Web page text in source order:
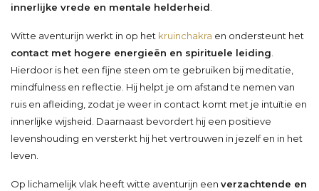
innerlijke vrede en mentale helderheid
Witte aventurijn werkt in op het kruinchakra en ondersteunt het
contact met hogere energieën en spirituele leiding
Hierdoor is het een fijne steen om te gebruiken bij meditatie,
mindfulness en reflectie. Hij helpt je om afstand te nemen van
ruis en afleiding, zodat je weer in contact komt met je intuïtie en
innerlijke wijsheid. Daarnaast bevordert hij een positieve
levenshouding en versterkt hij het vertrouwen in jezelf en in het
leven.
Op lichamelijk vlak heeft witte aventurijn een verzachtende en